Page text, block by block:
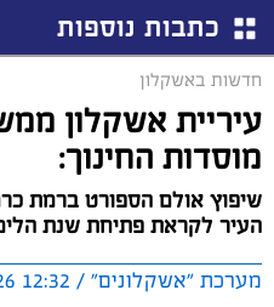
כתבות נוספות
חדשות באשקלון
עיריית אשקלון
מוסדות החינוך:
שיפוץ אולם הספורט ברמת
העיר לקראת פתיחת שנת
מערכת "אשקלונים" / 12:32 09.08.26